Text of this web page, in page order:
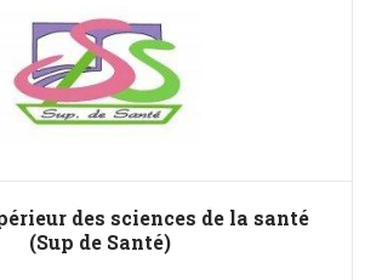
des sciences de la santé
(Sup de Santé)